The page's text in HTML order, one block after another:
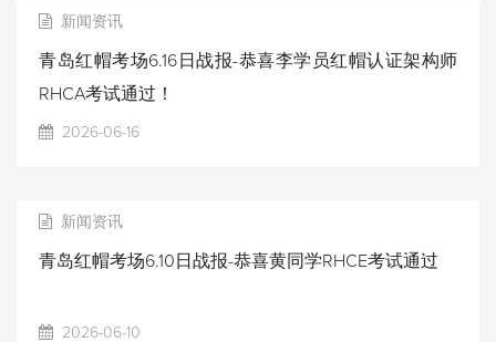
新闻资讯
青岛红帽考场6.16日战报-恭喜李学员红帽认证架构师
RHCA考试通过！
2026-06-16
新闻资讯
青岛红帽考场6.10日战报-恭喜黄同学RHCE考试通过
2026-06-10